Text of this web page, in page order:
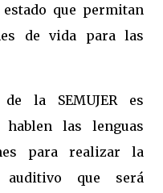
que permitan
de vida para las
la SEMUJER es
las lenguas
para realizar la
que será